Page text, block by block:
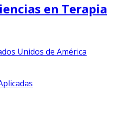
en Terapia
Unidos de América